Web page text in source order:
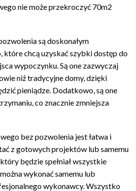
nie może przekroczyć 70m2
są doskonałym
które chcą uzyskać szybki dostęp do
wypoczynku. Są one zazwyczaj
niż tradycyjne domy, dzięki
pieniądze. Dodatkowo, są one
co znacznie zmniejsza
bez pozwolenia jest łatwa i
z gotowych projektów lub samemu
będzie spełniał wszystkie
wykonać samemu lub
wykonawcy. Wszystko